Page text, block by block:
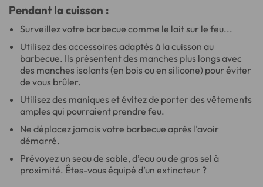
Pendant la cuisson :
Surveillez votre barbecue comme le lait sur le feu...
Utilisez des accessoires adaptés à la cuisson au
barbecue. Ils présentent des manches plus longs avec
des manches isolants (en bois ou en silicone) pour éviter
de vous brûler.
Utilisez des maniques et évitez de porter des vêtements
amples qui pourraient prendre feu.
Ne déplacez jamais votre barbecue après l’avoir
démarré.
Prévoyez un seau de sable, d’eau ou de gros sel à
proximité. Êtes-vous équipé d’un extincteur ?